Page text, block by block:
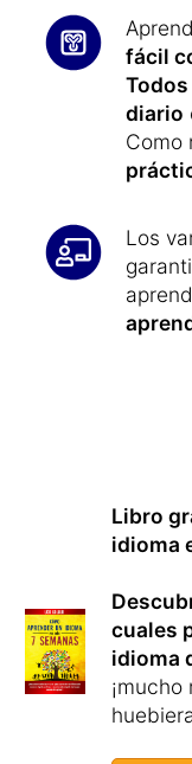
fácil
diario
Como
Los
Libro
idioma
cuales
idioma